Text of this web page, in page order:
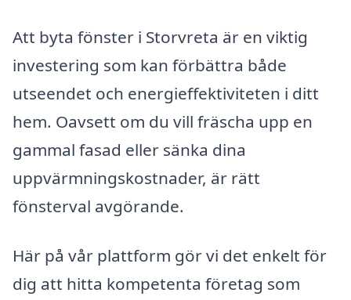
Att byta fönster i Storvreta är en viktig
investering som kan förbättra både
utseendet och energieffektiviteten i ditt
hem. Oavsett om du vill fräscha upp en
gammal fasad eller sänka dina
uppvärmningskostnader, är rätt
fönsterval avgörande.
Här på vår plattform gör vi det enkelt för
dig att hitta kompetenta företag som